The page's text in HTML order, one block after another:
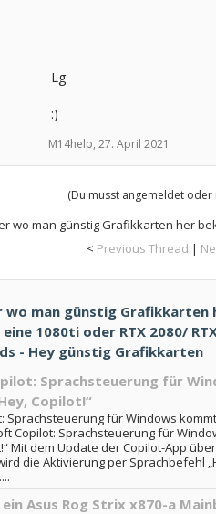
Lg
:)
M14help, 27. April 2021
(Du musst angemeldet
wo man günstig Grafikkarten her
< Previous Thread |
wo man günstig Grafikkarten
1080ti oder RTX 2080/
- Hey günstig Grafikkarten
Sprachsteuerung für
Copilot!“
Sprachsteuerung für Windows
Copilot: Sprachsteuerung für
Mit dem Update der Copilot-App
die Aktivierung per Sprachbefehl
ein Asus Rog Strix x870-a